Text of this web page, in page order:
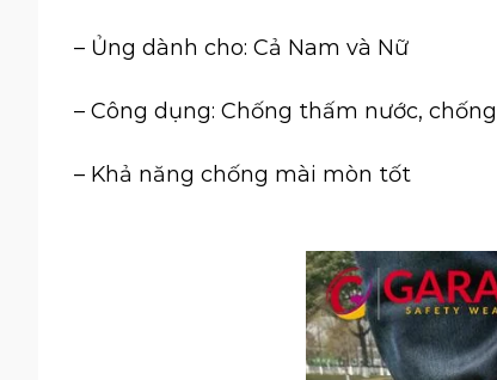
– Ủng dành cho: Cả Nam và Nữ
– Công dụng: Chống thấm nước,
– Khả năng chống mài mòn tốt